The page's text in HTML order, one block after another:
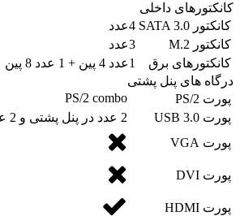
کانکتورهای داخلی
کانکتور SATA 3.0
4عدد
کانکتور M.2
3عدد
کانکتورهای برق
1عدد 4 پین + 1 عدد 8 پین
درگاه های پنل پشتی
پورت PS/2
PS/2 combo
پورت USB 3.0
2 عدد در پنل پشتی و 2 عدد در هدر داخلی
پورت VGA
پورت DVI
پورت HDMI